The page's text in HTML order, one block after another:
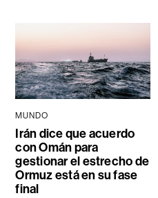
MUNDO
Irán dice que acuerdo
con Omán para
gestionar el estrecho de
Ormuz está en su fase
final